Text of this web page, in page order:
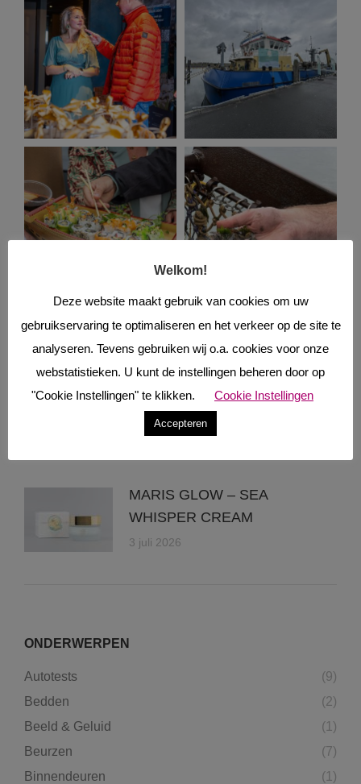
Ook interessant...
SALT OF THE EARTH –
natuurlijke deodorants
MARIS GLOW – SEA
WHISPER CREAM
3 juli 2026
ONDERWERPEN
Autotests
(9)
Bedden
(2)
Beeld & Geluid
(1)
Beurzen
(7)
Binnendeuren
(1)
Welkom!
Deze website maakt gebruik van cookies om uw
gebruikservaring te optimaliseren en het verkeer op de site te
analyseren. Tevens gebruiken wij o.a. cookies voor onze
webstatistieken. U kunt de instellingen beheren door op
"Cookie Instellingen" te klikken.
Cookie Instellingen
Accepteren